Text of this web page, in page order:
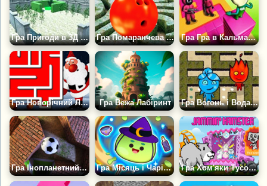
Гра Пригоди в 3Д Лабіринті Гра Помаранчева Куля в Лабіринті Гра Гра в Кальмара: Липкий Лабіринт
Гра Новорічний Лабіринт Гра Вежа Лабіринт Гра Вогонь і Вода: Лабіринт
Гра Інопланетний Лабіринт 3Д Гра Місяць і Чарівний Лабіринт Гра Хом'яки Тусовщики